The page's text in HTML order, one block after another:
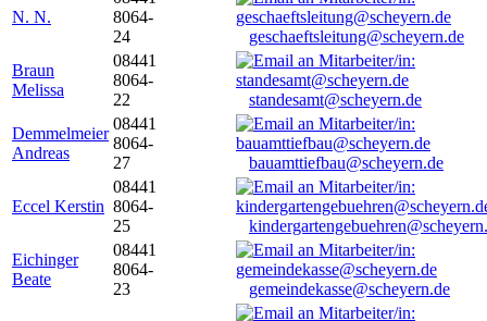
N. N.
8064-
24
geschaeftsleitung@scheyern.de
Braun
Melissa
08441
8064-
22
standesamt@scheyern.de
Demmelmeier
Andreas
08441
8064-
27
bauamttiefbau@scheyern.de
Eccel Kerstin
08441
8064-
25
Eichinger
Beate
08441
8064-
23
gemeindekasse@scheyern.de